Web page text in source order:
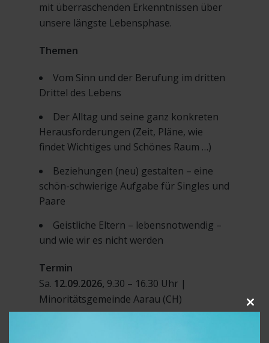
mit überraschenden Erkenntnissen über
unsere längste Lebensphase.
Themen
Vom Sinn und der Berufung im dritten
Drittel des Lebens
Der Alltag und seine ganz konkreten
Herausforderungen (Zeit, Pläne, wie
findet Wichtiges und Schönes Raum …)
Beziehungen (neu) gestalten – eine
schön-schwierige Aufgabe für Singles und
Paare
Geistliche Eltern – lebensnotwendig –
und wie wir es nicht werden
Termin
Sa. 12.09.2026, 9.30 – 16.30 Uhr |
Minoritätsgemeinde Aarau (CH)